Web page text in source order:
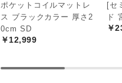
ポケットコイルマットレ
ス ブラックカラー 厚さ2
0cm SD
￥12,999
[セ
ド
￥